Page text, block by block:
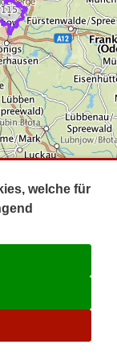
☉
welche für